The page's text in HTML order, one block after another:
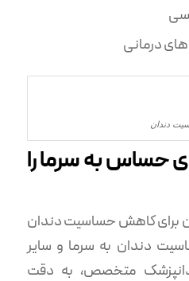
درمانی
دندان
حساس به سرما را
برای کاهش حساسیت دندان
دندان به سرما و سایر
متخصص، به دقت